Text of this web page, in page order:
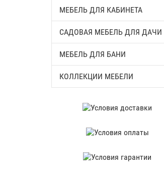
МЕБЕЛЬ ДЛЯ КАБИНЕТА
САДОВАЯ МЕБЕЛЬ ДЛЯ ДАЧИ
МЕБЕЛЬ ДЛЯ БАНИ
КОЛЛЕКЦИИ МЕБЕЛИ